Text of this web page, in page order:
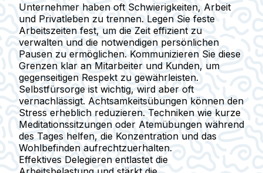
Unternehmer haben oft Schwierigkeiten, Arbeit
und Privatleben zu trennen. Legen Sie feste
Arbeitszeiten fest, um die Zeit effizient zu
verwalten und die notwendigen persönlichen
Pausen zu ermöglichen. Kommunizieren Sie diese
Grenzen klar an Mitarbeiter und Kunden, um
gegenseitigen Respekt zu gewährleisten.
Selbstfürsorge ist wichtig, wird aber oft
vernachlässigt. Achtsamkeitsübungen können den
Stress erheblich reduzieren. Techniken wie kurze
Meditationssitzungen oder Atemübungen während
des Tages helfen, die Konzentration und das
Wohlbefinden aufrechtzuerhalten.
Effektives Delegieren entlastet die